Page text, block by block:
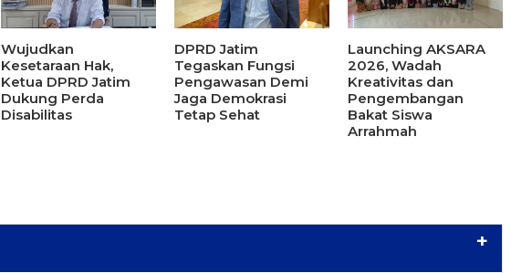
Wujudkan
Kesetaraan Hak,
Ketua DPRD Jatim
Dukung Perda
Disabilitas
DPRD Jatim
Tegaskan Fungsi
Pengawasan Demi
Jaga Demokrasi
Tetap Sehat
Launching AKSARA
2026, Wadah
Kreativitas dan
Pengembangan
Bakat Siswa
Arrahmah
+